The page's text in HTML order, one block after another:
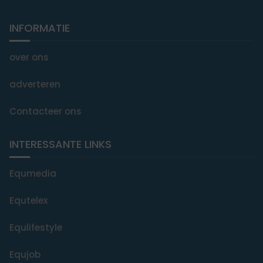
INFORMATIE
over ons
adverteren
Contacteer ons
INTERESSANTE LINKS
Equmedia
Equtelex
Equlifestyle
Equjob